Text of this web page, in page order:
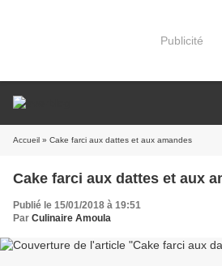
Publicité
Accueil » Cake farci aux dattes et aux amandes
Cake farci aux dattes et aux
Publié le 15/01/2018 à 19:51
Par Culinaire Amoula